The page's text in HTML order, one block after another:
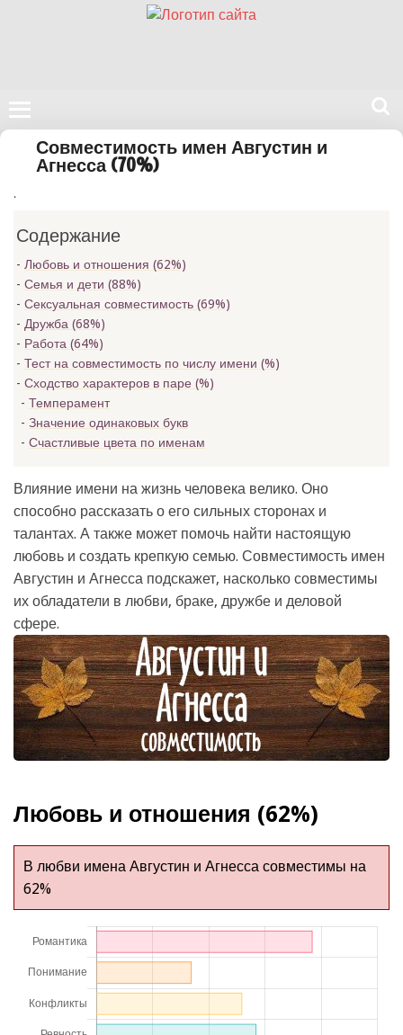
Поиск
сайте
Совместимость имен Августин и
Агнесса (70%)
.
Содержание
Любовь и отношения (62%)
Семья и дети (88%)
Сексуальная совместимость (69%)
Дружба (68%)
Работа (64%)
Тест на совместимость по числу имени (%)
Сходство характеров в паре (%)
Темперамент
Значение одинаковых букв
Счастливые цвета по именам
Влияние имени на жизнь человека велико. Оно
способно рассказать о его сильных сторонах и
талантах. А также может помочь найти настоящую
любовь и создать крепкую семью. Совместимость имен
Августин и Агнесса подскажет, насколько совместимы
их обладатели в любви, браке, дружбе и деловой
сфере.
Любовь и отношения (62%)
В любви имена Августин и Агнесса совместимы на
62%